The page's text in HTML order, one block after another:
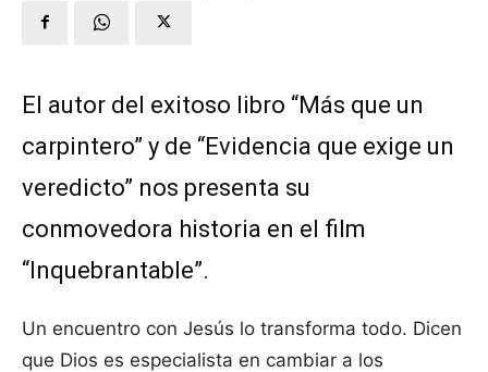
El autor del exitoso libro “Más que un
carpintero” y de “Evidencia que exige un
veredicto” nos presenta su
conmovedora historia en el film
“Inquebrantable”.
Un encuentro con Jesús lo transforma todo. Dicen
que Dios es especialista en cambiar a los